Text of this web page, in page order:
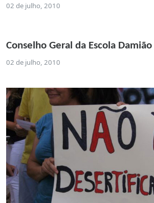
02 de julho, 2010
Conselho Geral da Escola
02 de julho, 2010